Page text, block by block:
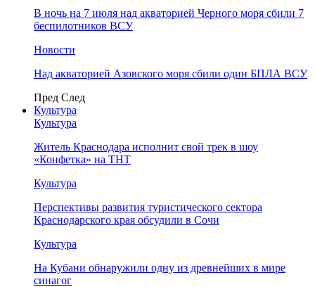
В ночь на 7 июля над акваторией Черного моря сбили 7
беспилотников ВСУ
Новости
Над акваторией Азовского моря сбили один БПЛА ВСУ
Пред След
Культура
Культура
Житель Краснодара исполнит свой трек в шоу
«Конфетка» на ТНТ
Культура
Перспективы развития туристического сектора
Краснодарского края обсудили в Сочи
Культура
На Кубани обнаружили одну из древнейших в мире
синагог